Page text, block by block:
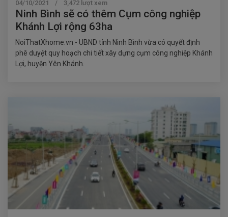
04/10/2021 / 3,472 lượt xem
Ninh Bình sẽ có thêm Cụm công nghiệp
Khánh Lợi rộng 63ha
NoiThatXhome.vn - UBND tỉnh Ninh Bình vừa có quyết định
phê duyệt quy hoạch chi tiết xây dựng cụm công nghiệp Khánh
Lợi, huyện Yên Khánh.